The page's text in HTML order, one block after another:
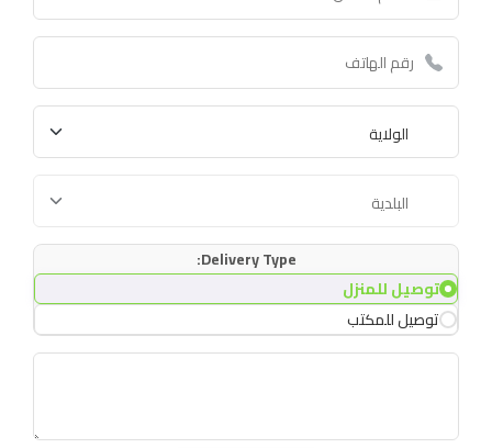
Delivery Type:
توصيل للمنزل
توصيل للمكتب